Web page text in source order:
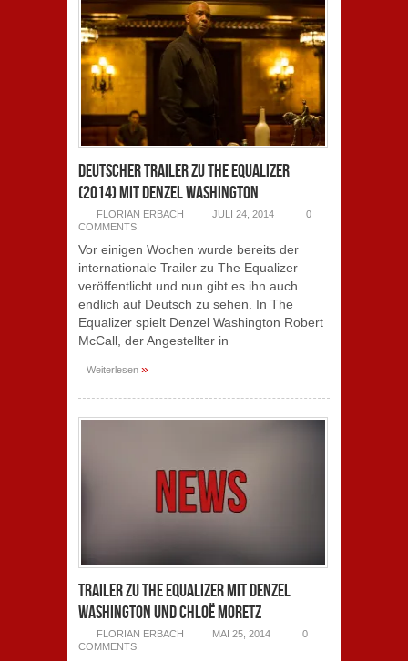
Deutscher Trailer zu The Equalizer
(2014) mit Denzel Washington
FLORIAN ERBACH JULI 24, 2014
0
COMMENTS
Vor einigen Wochen wurde bereits der
internationale Trailer zu The Equalizer
veröffentlicht und nun gibt es ihn auch
endlich auf Deutsch zu sehen. In The
Equalizer spielt Denzel Washington Robert
McCall, der Angestellter in
Weiterlesen »
Trailer zu The Equalizer mit Denzel
Washington und Chloë Moretz
FLORIAN ERBACH MAI 25, 2014
0
COMMENTS